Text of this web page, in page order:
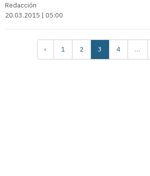
Redacción
20.03.2015 | 05:00
‹ 1 2 3 4 …